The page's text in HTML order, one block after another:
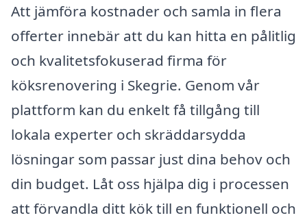
Att jämföra kostnader och samla in flera
offerter innebär att du kan hitta en pålitlig
och kvalitetsfokuserad firma för
köksrenovering i Skegrie. Genom vår
plattform kan du enkelt få tillgång till
lokala experter och skräddarsydda
lösningar som passar just dina behov och
din budget. Låt oss hjälpa dig i processen
att förvandla ditt kök till en funktionell och